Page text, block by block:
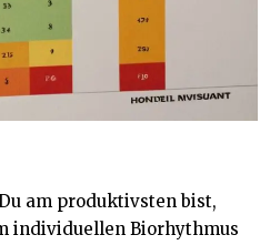
am produktivsten bist,
individuellen Biorhythmus